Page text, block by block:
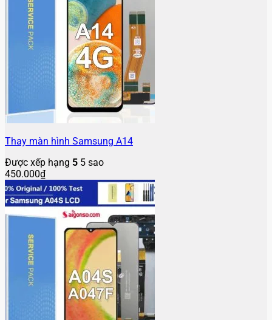
Thay màn hình Samsung A14
Được xếp hạng 5 5 sao
450.000₫